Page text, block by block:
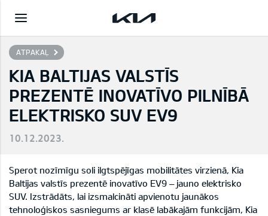
ATPAKAĻ
KIA BALTIJAS VALSTĪS
PREZENTĒ INOVATĪVO PILNĪBĀ
ELEKTRISKO SUV EV9
10.12.2023.
Sperot nozīmīgu soli ilgtspējīgas mobilitātes virzienā, Kia
Baltijas valstīs prezentē inovatīvo EV9 – jauno elektrisko
SUV. Izstrādāts, lai izsmalcināti apvienotu jaunākos
tehnoloģiskos sasniegums ar klasē labākajām funkcijām, Kia